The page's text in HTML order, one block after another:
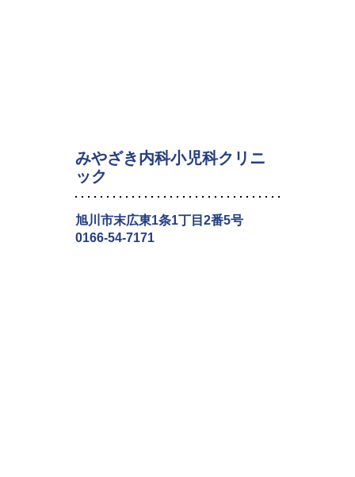
みやざき内科小児科クリニ
ック
旭川市末広東1条1丁目2番5号
0166-54-7171